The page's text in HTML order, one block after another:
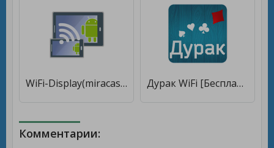
WiFi-Display(miracast) sink [Unlocked] Дурак WiFi [Бесплатные покупки]
Комментарии: